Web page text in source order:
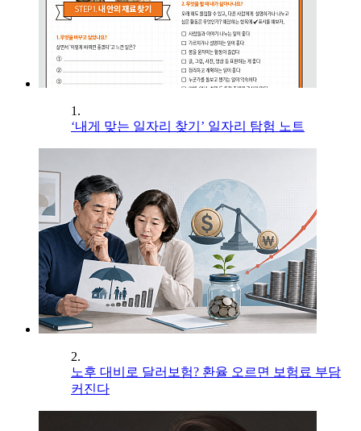
1.
‘내게 맞는 일자리 찾기’ 일자리 탐험 노트
2.
노후 대비로 달러보험? 환율 오르면 보험료 부담
커진다